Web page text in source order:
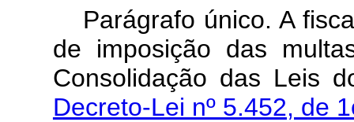
Parágrafo único. A
de imposição das
Consolidação das Leis
Decreto-Lei nº 5.452, de